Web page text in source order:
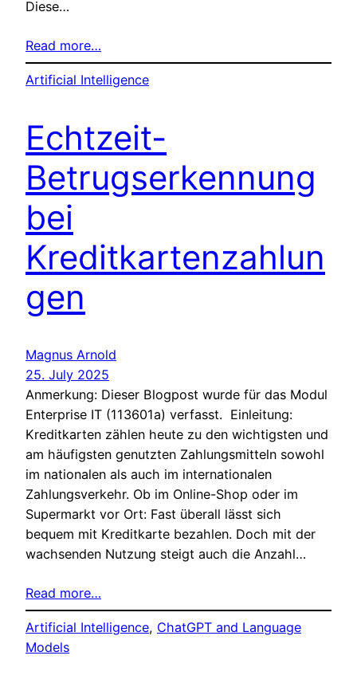
Diese…
Read more…
Artificial Intelligence
Echtzeit-
Betrugserkennung
bei
Kreditkartenzahlun
gen
Magnus Arnold
25. July 2025
Anmerkung: Dieser Blogpost wurde für das Modul
Enterprise IT (113601a) verfasst. Einleitung:
Kreditkarten zählen heute zu den wichtigsten und
am häufigsten genutzten Zahlungsmitteln sowohl
im nationalen als auch im internationalen
Zahlungsverkehr. Ob im Online-Shop oder im
Supermarkt vor Ort: Fast überall lässt sich
bequem mit Kreditkarte bezahlen. Doch mit der
wachsenden Nutzung steigt auch die Anzahl…
Read more…
Artificial Intelligence, ChatGPT and Language
Models